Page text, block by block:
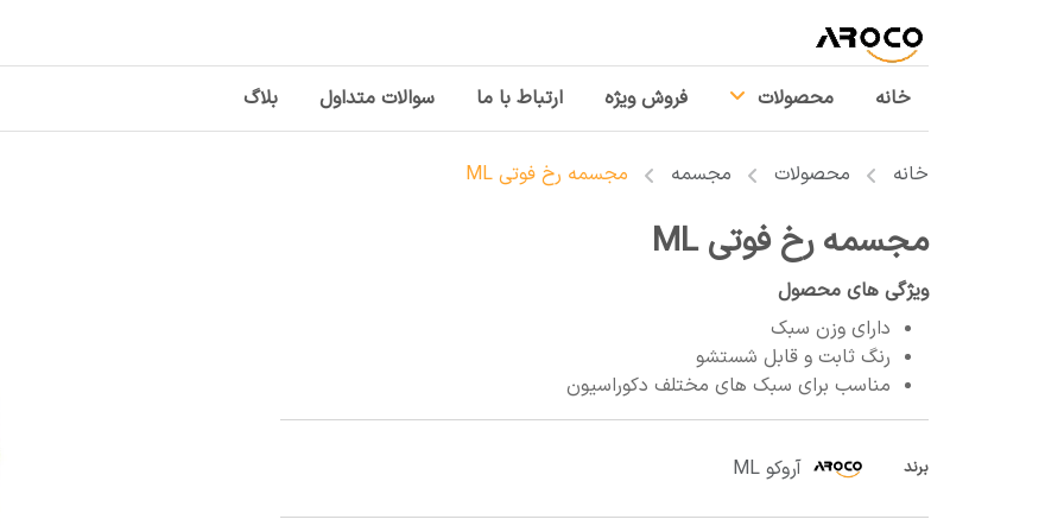
خانه محصولات فروش ویژه ارتباط با ما سوالات متداول بلاگ
خانه محصولات مجسمه مجسمه رخ فوتی ML
مجسمه رخ فوتی ML
ویژگی های محصول
دارای وزن سبک
رنگ ثابت و قابل شستشو
مناسب برای سبک های مختلف دکوراسیون
برند آروکو ML